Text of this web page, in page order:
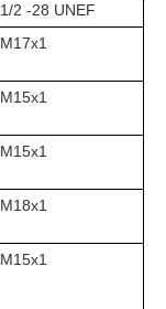
1/2 -28 UNEF
M17x1
М15х1
M15x1
M18x1
M15x1